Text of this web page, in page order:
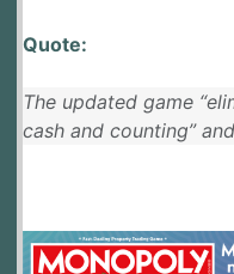
Quote:
The updated game
cash and counting”